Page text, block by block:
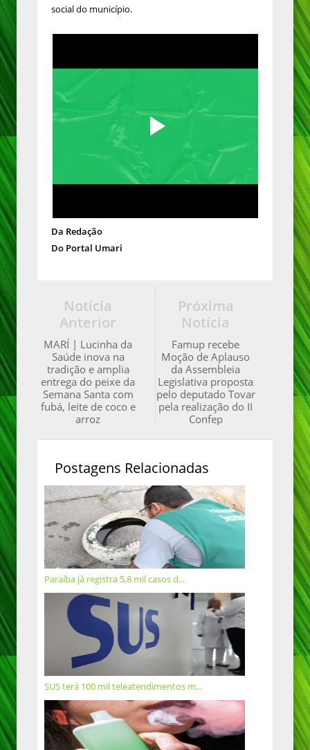
social do município.
Da Redação
Do Portal Umari
Próxima
Notícia
Famup recebe
Moção de Aplauso
da Assembleia
Legislativa proposta
pelo deputado Tovar
pela realização do II
Confep
Notícia
Anterior
MARÍ | Lucinha da
Saúde inova na
tradição e amplia
entrega do peixe da
Semana Santa com
fubá, leite de coco e
arroz
Postagens Relacionadas
Paraíba já registra 5,8 mil casos d...
SUS terá 100 mil teleatendimentos m...